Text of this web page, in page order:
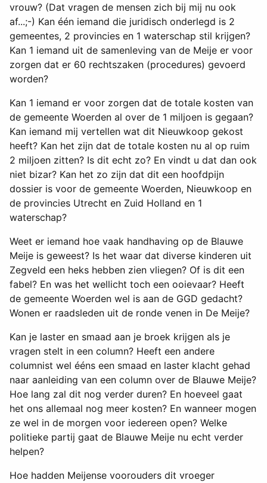
vrouw? (Dat vragen de mensen zich bij mij nu ook
af...;-) Kan één iemand die juridisch onderlegd is 2
gemeentes, 2 provincies en 1 waterschap stil krijgen?
Kan 1 iemand uit de samenleving van de Meije er voor
zorgen dat er 60 rechtszaken (procedures) gevoerd
worden?
Kan 1 iemand er voor zorgen dat de totale kosten van
de gemeente Woerden al over de 1 miljoen is gegaan?
Kan iemand mij vertellen wat dit Nieuwkoop gekost
heeft? Kan het zijn dat de totale kosten nu al op ruim
2 miljoen zitten? Is dit echt zo? En vindt u dat dan ook
niet bizar? Kan het zo zijn dat dit een hoofdpijn
dossier is voor de gemeente Woerden, Nieuwkoop en
de provincies Utrecht en Zuid Holland en 1
waterschap?
Weet er iemand hoe vaak handhaving op de Blauwe
Meije is geweest? Is het waar dat diverse kinderen uit
Zegveld een heks hebben zien vliegen? Of is dit een
fabel? En was het wellicht toch een ooievaar? Heeft
de gemeente Woerden wel is aan de GGD gedacht?
Wonen er raadsleden uit de ronde venen in De Meije?
Kan je laster en smaad aan je broek krijgen als je
vragen stelt in een column? Heeft een andere
columnist wel ééns een smaad en laster klacht gehad
naar aanleiding van een column over de Blauwe Meije?
Hoe lang zal dit nog verder duren? En hoeveel gaat
het ons allemaal nog meer kosten? En wanneer mogen
ze wel in de morgen voor iedereen open? Welke
politieke partij gaat de Blauwe Meije nu echt verder
helpen?
Hoe hadden Meijense voorouders dit vroeger